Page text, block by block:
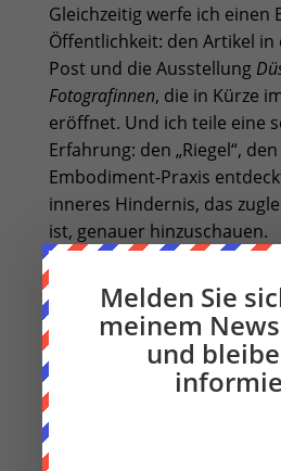
Gleichzeitig werfe ich einen
Öffentlichkeit: den Artikel in
Postund die Ausstellung
Fotografinnen, die in Kürze
eröffnet. Und ich teile eine
Erfahrung: den „Riegel“,
Embodiment-Praxis
inneres Hindernis, das
ist, genauer hinzuschauen.
Hier einige Punkte
dieser Episode spreche.
Melden Sie
meinem
und